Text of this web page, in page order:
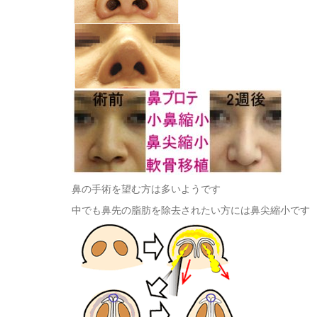
鼻の手術を望む方は多いようです
中でも鼻先の脂肪を除去されたい方には鼻尖縮小です